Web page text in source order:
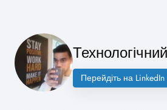
Перейдіть на